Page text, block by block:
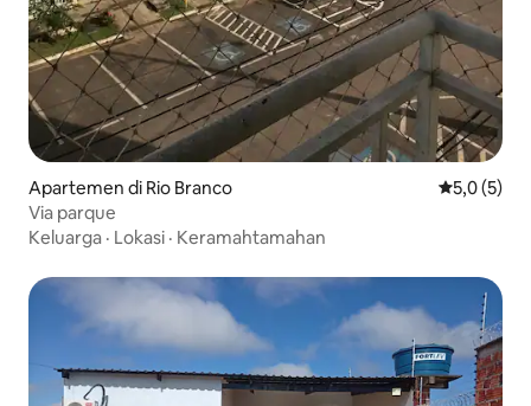
Apartemen di Rio Branco Nilai rata-
5,0 (5)
Via parque
Keluarga · Lokasi · Keramahtamahan